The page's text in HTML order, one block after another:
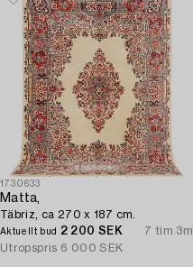
1730633
Matta,
Täbriz, ca 270 x 187 cm.
Aktuellt bud 2 200 SEK
7 tim 3m
Utropspris 6 000 SEK